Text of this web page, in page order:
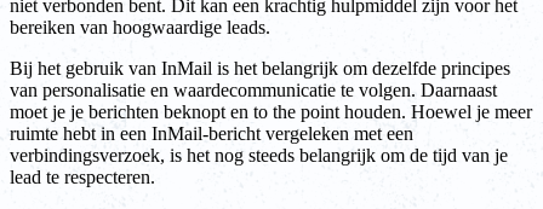
niet verbonden bent. Dit kan een krachtig hulpmiddel zijn voor het
bereiken van hoogwaardige leads.
Bij het gebruik van InMail is het belangrijk om dezelfde principes
van personalisatie en waardecommunicatie te volgen. Daarnaast
moet je je berichten beknopt en to the point houden. Hoewel je meer
ruimte hebt in een InMail-bericht vergeleken met een
verbindingsverzoek, is het nog steeds belangrijk om de tijd van je
lead te respecteren.